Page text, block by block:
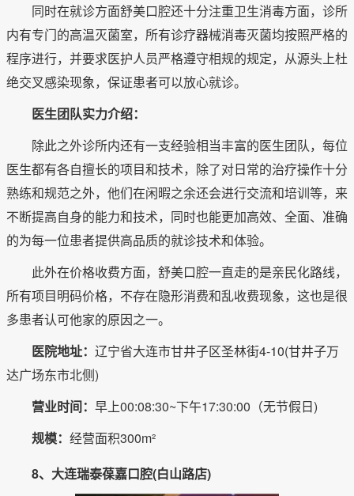
同时在就诊方面舒美口腔还十分注重卫生消毒方面，诊所
内有专门的高温灭菌室，所有诊疗器械消毒灭菌均按照严格的
程序进行，并要求医护人员严格遵守相规的规定，从源头上杜
绝交叉感染现象，保证患者可以放心就诊。
医生团队实力介绍：
除此之外诊所内还有一支经验相当丰富的医生团队，每位
医生都有各自擅长的项目和技术，除了对日常的治疗操作十分
熟练和规范之外，他们在闲暇之余还会进行交流和培训等，来
不断提高自身的能力和技术，同时也能更加高效、全面、准确
的为每一位患者提供高品质的就诊技术和体验。
此外在价格收费方面，舒美口腔一直走的是亲民化路线，
所有项目明码价格，不存在隐形消费和乱收费现象，这也是很
多患者认可他家的原因之一。
医院地址： 辽宁省大连市甘井子区圣林街4-10(甘井子万
达广场东市北侧)
营业时间： 早上00:08:30~下午17:30:00（无节假日)
规模： 经营面积300m²
8、大连瑞泰葆嘉口腔(白山路店)